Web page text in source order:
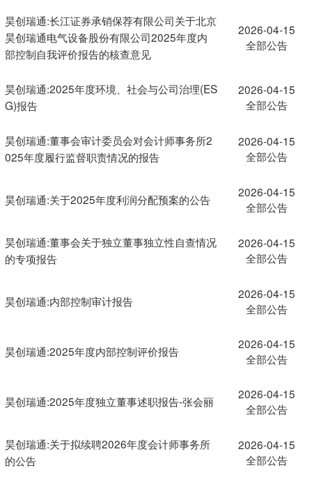
昊创瑞通:长江证券承销保荐有限公司关于北京
昊创瑞通电气设备股份有限公司2025年度内
部控制自我评价报告的核查意见
2026-04-15
全部公告
昊创瑞通:2025年度环境、社会与公司治理(ES
G)报告
2026-04-15
全部公告
昊创瑞通:董事会审计委员会对会计师事务所2
025年度履行监督职责情况的报告
2026-04-15
全部公告
昊创瑞通:关于2025年度利润分配预案的公告
2026-04-15
全部公告
昊创瑞通:董事会关于独立董事独立性自查情况
的专项报告
2026-04-15
全部公告
昊创瑞通:内部控制审计报告
2026-04-15
全部公告
昊创瑞通:2025年度内部控制评价报告
2026-04-15
全部公告
昊创瑞通:2025年度独立董事述职报告-张会丽
2026-04-15
全部公告
昊创瑞通:关于拟续聘2026年度会计师事务所
的公告
2026-04-15
全部公告